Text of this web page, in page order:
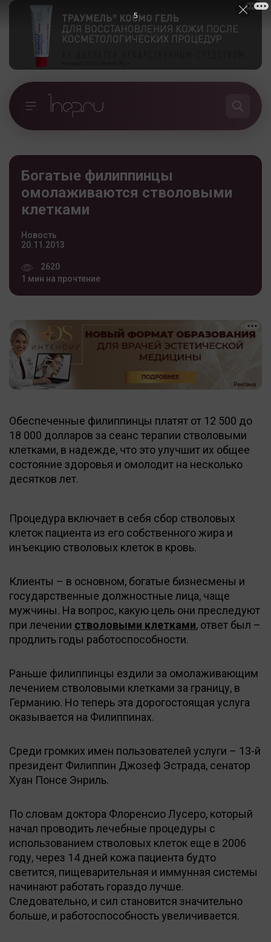
Богатые филиппинцы
омолаживаются стволовыми
клетками
Новость
20.11.2013
2620
1 мин на прочтение
Обеспеченные филиппинцы платят от 12 500 до
18 000 долларов за сеанс терапии стволовыми
клетками, в надежде, что это улучшит их общее
состояние здоровья и омолодит на несколько
десятков лет.
Процедура включает в себя сбор стволовых
клеток пациента из его собственного жира и
инъекцию стволовых клеток в кровь.
Клиенты – в основном, богатые бизнесмены и
государственные должностные лица, чаще
мужчины. На вопрос, какую цель они преследуют
при лечении стволовыми клетками, ответ был –
продлить годы работоспособности.
Раньше филиппинцы ездили за омолаживающим
лечением стволовыми клетками за границу, в
Германию. Но теперь эта дорогостоящая услуга
оказывается на Филиппинах.
Среди громких имен пользователей услуги – 13-й
президент Филиппин Джозеф Эстрада, сенатор
Хуан Понсе Энриль.
По словам доктора Флоренсио Лусеро, который
начал проводить лечебные процедуры с
использованием стволовых клеток еще в 2006
году, через 14 дней кожа пациента будто
светится, пищеварительная и иммунная системы
начинают работать гораздо лучше.
Следовательно, и сил становится значительно
больше, и работоспособность увеличивается.
5